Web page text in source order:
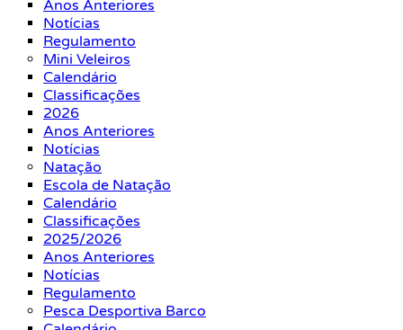
Anos Anteriores
Notícias
Regulamento
Mini Veleiros
Calendário
Classificações
2026
Anos Anteriores
Notícias
Natação
Escola de Natação
Calendário
Classificações
2025/2026
Anos Anteriores
Notícias
Regulamento
Pesca Desportiva Barco